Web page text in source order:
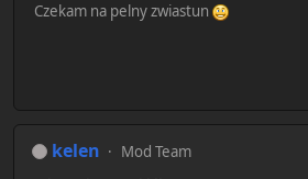
Czekam na pelny zwiastun
kelen Mod Team